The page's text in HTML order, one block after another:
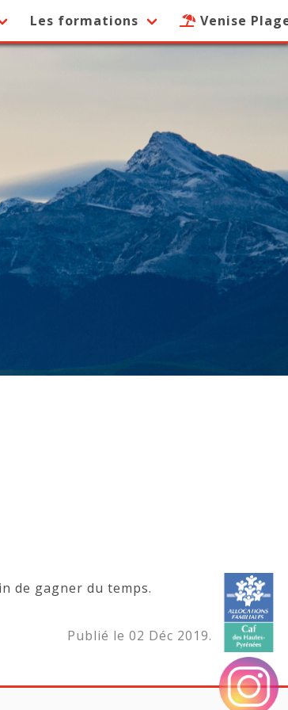
Les formations Venise
de gagner du temps.
Publié le 02 Déc 2019.